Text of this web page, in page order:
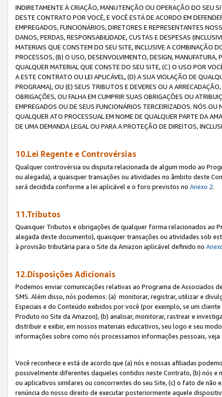
INDIRETAMENTE À CRIAÇÃO, MANUTENÇÃO OU OPERAÇÃO DO SEU
DESTE CONTRATO POR VOCÊ, E VOCÊ ESTÁ DE ACORDO EM
EMPREGADOS, FUNCIONÁRIOS, DIRETORES E REPRESENTANTES
DANOS, PERDAS, RESPONSABILIDADE, CUSTAS E DESPESAS
MATERIAIS QUE CONSTEM DO SEU SITE, INCLUSIVE A COMBINAÇÃO
PROCESSOS, (B) O USO, DESENVOLVIMENTO, DESIGN,
QUALQUER MATERIAL QUE CONSTE DO SEU SITE, (C) O USO POR
A ESTE CONTRATO OU LEI APLICÁVEL, (D) A SUA VIOLAÇÃO DE
PROGRAMA), OU (E) SEUS TRIBUTOS E DEVERES OU A
OBRIGAÇÕES, OU FALHA EM CUMPRIR SUAS OBRIGAÇÕES OU
EMPREGADOS OU DE SEUS FUNCIONÁRIOS TERCEIRIZADOS. NÓS
QUALQUER ATO PROCESSUAL EM NOME DE QUALQUER PARTE DA
DE UMA DEMANDA LEGAL OU PARA A PROTEÇÃO DE DIREITOS,
10.Lei Regente e Controvérsias
Qualquer controvérsia ou disputa relacionada de algum modo ao
ou alegada), a quaisquer transações ou atividades no âmbito deste
será decidida conforme a lei aplicável e o foro previstos no Anexo 2.
11.Tributos
Quaisquer Tributos e obrigações de qualquer forma relacionados ao
alegada deste documento), quaisquer transações ou atividades sob
à provisão tributária para o Site da Amazon aplicável definido no
12.Disposições Adicionais
Podemos enviar comunicações relativas ao Programa de Associados
SMS. Além disso, nós podemos: (a) monitorar, registrar, utilizar e
Especiais e do Conteúdo exibidos por você (por exemplo, se um
Produto no Site da Amazon), (b) analisar, monitorar, rastrear e
distribuir e exibir, em nossos materiais educativos, seu logo e seu
informações sobre como nós processamos informações pessoais,
Você reconhece e está de acordo que (a) nós e nossas afiliadas
possivelmente diferentes daqueles contidos neste Contrato, (b) nós
ou aplicativos similares ou concorrentes do seu Site, (c) o fato de
renúncia do nosso direito de executar posteriormente aquele